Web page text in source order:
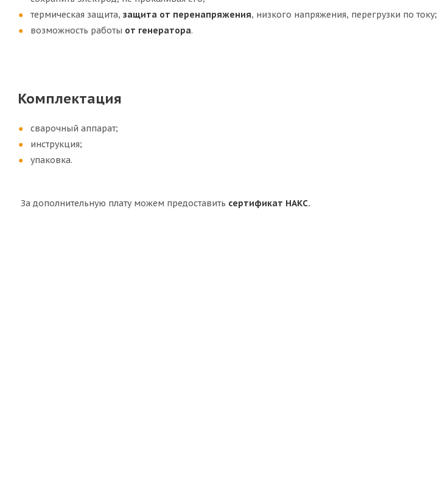
термическая защита, защита от перенапряжения, низкого напряжения, перегрузки по току;
возможность работы от генератора.
Комплектация
сварочный аппарат;
инструкция;
упаковка.
За дополнительную плату можем предоставить сертификат НАКС.